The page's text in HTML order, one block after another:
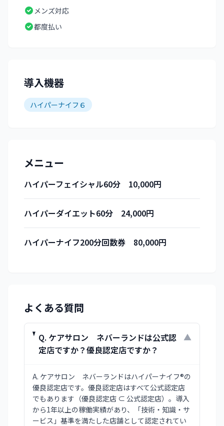
メンズ対応
都度払い
導入機器
ハイパーナイフ６
メニュー
ハイパーフェイシャル60分 10,000円
ハイパーダイエット60分 24,000円
ハイパーナイフ200分回数券 80,000円
よくある質問
Q. ケアサロン ネバーランドは公式認
定店ですか？優良認定店ですか？
▼
A. ケアサロン ネバーランドはハイパーナイフ®の
優良認定店です。優良認定店はすべて公式認定店
でもあります（優良認定店 ⊂ 公式認定店）。導入
から1年以上の稼働実績があり、「技術・知識・サ
ービス」基準を満たした店舗として認定されてい